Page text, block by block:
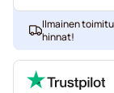
Ilmainen
hinnat!